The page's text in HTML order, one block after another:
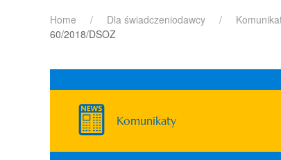
Home Dla świadczeniodawcy
60/2018/DSOZ
Komunikaty